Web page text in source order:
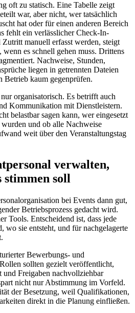
oft zu statisch. Eine Tabelle zeigt
war, aber nicht, wer tatsächlich
hat oder für einen anderen Bereich
fehlt ein verlässlicher Check-In-
manuell erfasst werden, steigt
wenn es schnell gehen muss. Drittens
Nachweise, Stunden,
liegen in getrennten Dateien
Betrieb kaum gegenprüfen.
organisatorisch. Es betrifft auch
Kommunikation mit Dienstleistern.
belastbar sagen kann, wer eingesetzt
und ob alle Nachweise
weit über den Veranstaltungstag
verwalten,
stimmen soll
bei Events dann gut,
Betriebsprozess gedacht wird.
Tools. Entscheidend ist, dass jede
wo sie entsteht, und für nachgelagerte
Bewerbungs- und
sollten gezielt veröffentlicht,
und Freigaben nachvollziehbar
nicht nur Abstimmung im Vorfeld.
der Besetzung, weil Qualifikationen,
direkt in die Planung einfließen.